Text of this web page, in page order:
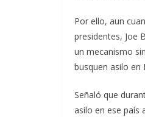
Por ello, aun
presidentes, Joe
un mecanismo
busquen asilo en
Señaló que
asilo en ese país